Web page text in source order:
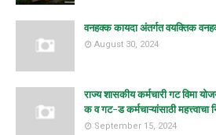
वनहक्क कायदा अंतर्गत वयक्तिक
August 30, 2024
राज्य शासकीय कर्मचारी गट विमा
क व गट-ड कर्मचाऱ्यांसाठी महत्त्वाचा
September 15, 2024